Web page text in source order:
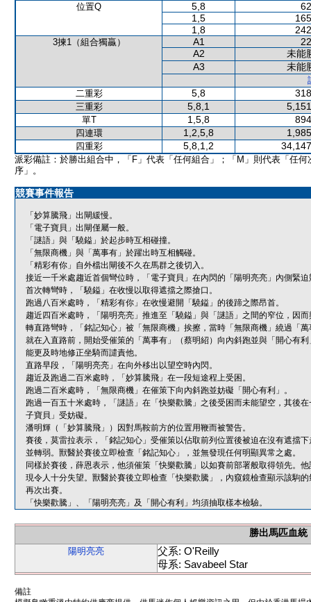
位置Q 5,8
1,5
1,8
3揀1（組合獨贏） A1
A2
未能
A3
未能
二重彩
5,8
三重彩 5,8,1
單T 1,5,8
四連環 1,2,5,8
四重彩 5,8,1,2
派彩備註：於勝出組合中，「F」代表「任何組合」；「M」則代表「任何
序」。
競賽事件報告
「妙算騰飛」出閘緩慢。
「電子寶貝」出閘僅屬一般。
「謎語」與「驍鎰」於起步時互相碰撞。
「無限商機」與「萬事有」於躍出時互相觸碰。
「精彩有你」自外檔出閘後不久在馬群之後切入。
接近一千米處趨近首個彎位時，「電子寶貝」在內閃的「陽明亮亮」內側緊
首次轉彎時，「驍鎰」在收慢以取得遮擋之際搶口。
跑過八百米處時，「精彩有你」在收慢避開「驍鎰」的後蹄之際昂首。
趨近四百米處時，「陽明亮亮」推進至「驍鎰」與「謎語」之間的窄位，因
轉直路彎時，「銘記知心」被「無限商機」挨擦，當時「無限商機」繞過「
就在入直路前，開始受催策的「萬事有」（蔡明紹）向內斜跑並與「開心有
能更及時地修正坐騎而譴責他。
直路早段，「陽明亮亮」在向外移出以望空時內閃。
趨近及跑過二百米處時，「妙算騰飛」在一段短途程上受困。
跑過二百米處時，「無限商機」在催策下向內斜跑並妨礙「開心有利」。
跑過一百五十米處時，「謎語」在「快樂歡騰」之後受困而未能望空，其後
子寶貝」受妨礙。
潘明輝（「妙算騰飛」）因對馬鞍前方的位置用鞭而被警告。
賽後，莫雷拉表示，「銘記知心」受催策以佔取前列位置後被迫在沒有遮擋
並轉弱。獸醫於賽後立即檢查「銘記知心」，並無發現任何明顯異常之處。
同樣於賽後，薛恩表示，他須催策「快樂歡騰」以如賽前部署般取得領先。
現令人十分失望。獸醫於賽後立即檢查「快樂歡騰」，內窺鏡檢查顯示該駒
再次出賽。
「快樂歡騰」、「陽明亮亮」及「開心有利」均須抽取樣本檢驗。
勝出馬匹血統
陽明亮亮
父系: O'Reilly
母系: Savabeel Star
備註